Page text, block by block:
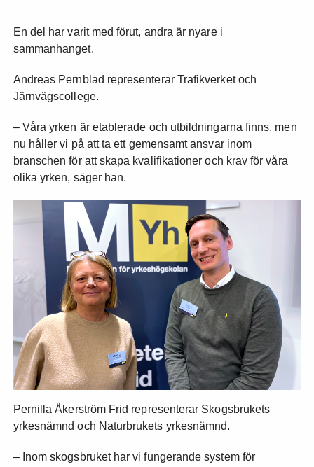
En del har varit med förut, andra är nyare i
sammanhanget.
Andreas Pernblad representerar Trafikverket och
Järnvägscollege.
– Våra yrken är etablerade och utbildningarna finns, men
nu håller vi på att ta ett gemensamt ansvar inom
branschen för att skapa kvalifikationer och krav för våra
olika yrken, säger han.
Pernilla Åkerström Frid representerar Skogsbrukets
yrkesnämnd och Naturbrukets yrkesnämnd.
– Inom skogsbruket har vi fungerande system för